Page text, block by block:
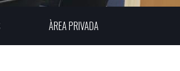
ÀREA PRIVADA